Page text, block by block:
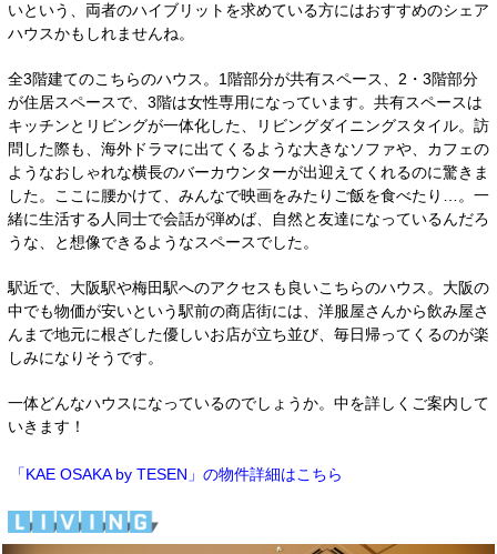
いという、両者のハイブリットを求めている方にはおすすめのシェア
ハウスかもしれませんね。
全3階建てのこちらのハウス。1階部分が共有スペース、2・3階部分
が住居スペースで、3階は女性専用になっています。共有スペースは
キッチンとリビングが一体化した、リビングダイニングスタイル。訪
問した際も、海外ドラマに出てくるような大きなソファや、カフェの
ようなおしゃれな横長のバーカウンターが出迎えてくれるのに驚きま
した。ここに腰かけて、みんなで映画をみたりご飯を食べたり…。一
緒に生活する人同士で会話が弾めば、自然と友達になっているんだろ
うな、と想像できるようなスペースでした。
駅近で、大阪駅や梅田駅へのアクセスも良いこちらのハウス。大阪の
中でも物価が安いという駅前の商店街には、洋服屋さんから飲み屋さ
んまで地元に根ざした優しいお店が立ち並び、毎日帰ってくるのが楽
しみになりそうです。
一体どんなハウスになっているのでしょうか。中を詳しくご案内して
いきます！
「KAE OSAKA by TESEN」の物件詳細はこちら